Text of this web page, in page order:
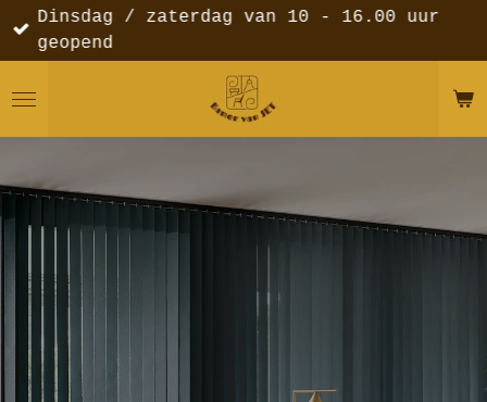
Ga
direct
de
Dinsdag / zaterdag van 10 - 16.00 uur
geopend